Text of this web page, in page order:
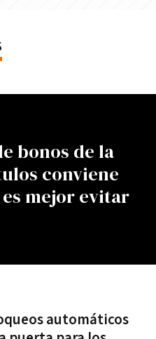
bonos de la
conviene
mejor evitar
automáticos